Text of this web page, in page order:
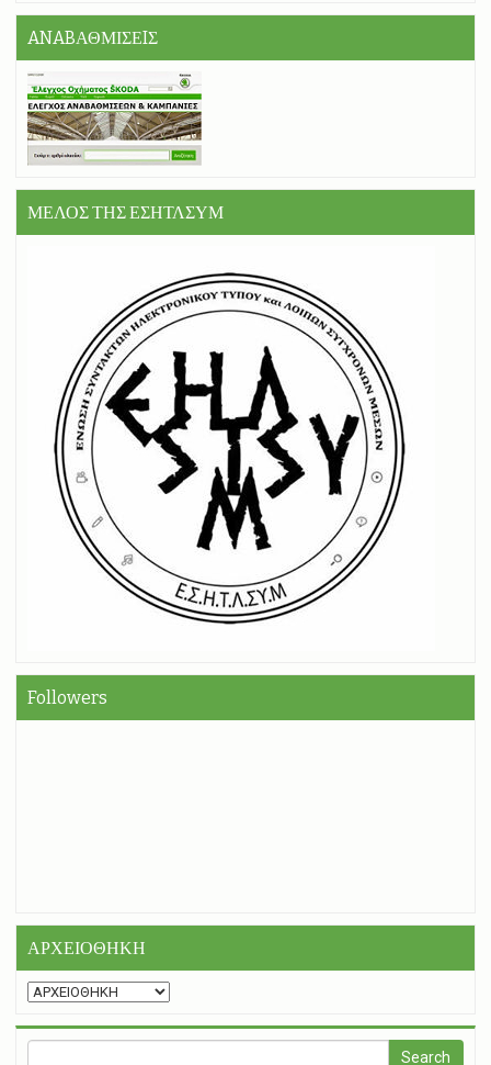
ANABΑΘΜΙΣΕIΣ
ΜΕΛΟΣ ΤΗΣ ΕΣΗΤΛΣΥΜ
Followers
ΑΡΧΕΙΟΘΗΚΗ